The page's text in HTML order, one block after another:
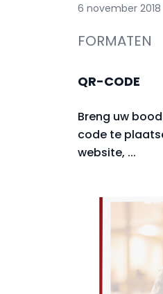
6 november 2018
FORMATEN
QR-CODE
Breng uw
code te
website, ...